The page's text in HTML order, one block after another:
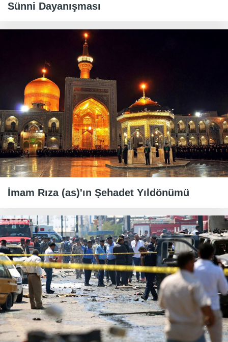
Sünni Dayanışması
İmam Rıza (as)'ın Şehadet Yıldönümü